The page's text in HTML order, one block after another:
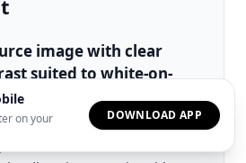
on your
DOWNLOAD APP
image with clear
suited to white-on-
where the composition